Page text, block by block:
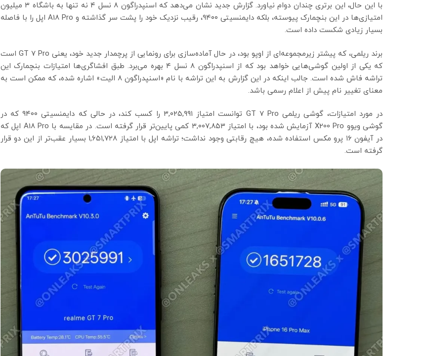
با این حال، این برتری چندان دوام نیاورد. گزارش جدید نشان می‌دهد که اسنپدراگون ۸ نسل ۴ نه تنها به باشگاه ۳ میلیون
امتیازی‌ها در این بنچمارک پیوسته، بلکه دایمنسیتی ۹۴۰۰، رقیب نزدیک خود را پشت سر گذاشته و A18 Pro اپل را با فاصله
بسیار زیادی شکست داده است.
برند ریلمی، که پیشتر زیرمجموعه‌ای از اوپو بود، در حال آماده‌سازی برای رونمایی از پرچمدار جدید خود، یعنی GT 7 Pro است
که یکی از اولین گوشی‌هایی خواهد بود که از اسنپدراگون ۸ نسل ۴ بهره می‌برد. طبق افشاگری‌ها امتیازات بنچمارک این
تراشه فاش شده است. جالب اینکه در این گزارش به این تراشه با نام «اسنپدراگون ۸ الیت» اشاره شده، که ممکن است به
معنای تغییر نام پیش از اعلام رسمی باشد.
در مورد امتیازات، گوشی ریلمی GT 7 Pro توانست امتیاز ۳,۰۲۵,۹۹۱ را کسب کند، در حالی که دایمنسیتی ۹۴۰۰ که در
گوشی ویوو X200 Pro آزمایش شده بود، با امتیاز ۳,۰۰۷,۸۵۳ کمی پایین‌تر قرار گرفته است. در مقایسه با A18 Pro اپل که
در آیفون ۱۶ پرو مکس استفاده شده، هیچ رقابتی وجود نداشت؛ تراشه اپل با امتیاز ۱,۶۵۱,۷۲۸ بسیار عقب‌تر از این دو قرار
گرفته است.